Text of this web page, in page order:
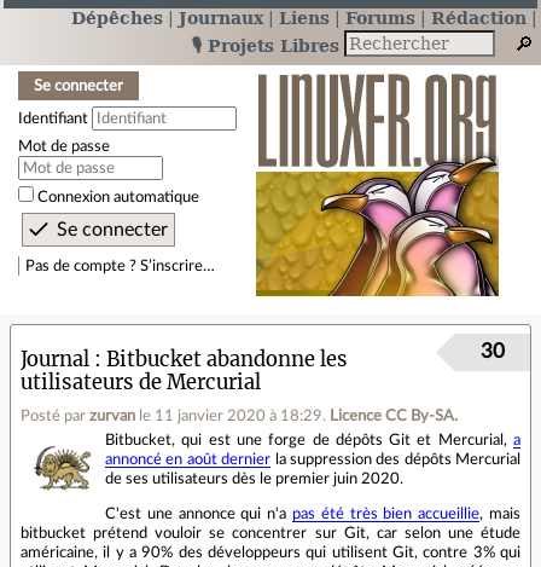
Dépêches Journaux Liens Forums
Rédaction
🎙️ Projets Libres
Se connecter
Identifiant
Mot de passe
Connexion automatique
Pas de compte ? S’inscrire…
Journal
Bitbucket abandonne les
utilisateurs de Mercurial
Posté par zurvan le 11 janvier 2020 à 18:29. Licence CC By‑SA.
30
Bitbucket, qui est une forge de dépôts Git et Mercurial, a
annoncé en août dernier la suppression des dépôts Mercurial
de ses utilisateurs dès le premier juin 2020.
C'est une annonce qui n'a pas été très bien accueillie, mais
bitbucket prétend vouloir se concentrer sur Git, car selon une étude
américaine, il y a 90% des développeurs qui utilisent Git, contre 3% qui